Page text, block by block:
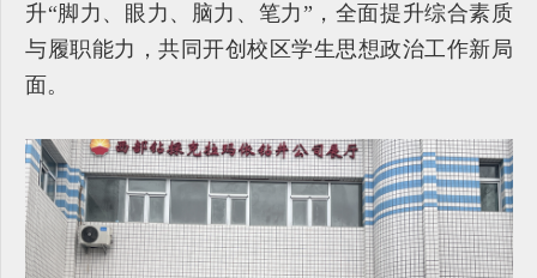
升“脚力、眼力、脑力、笔力”，全面提升综合素质
与履职能力，共同开创校区学生思想政治工作新局
面。